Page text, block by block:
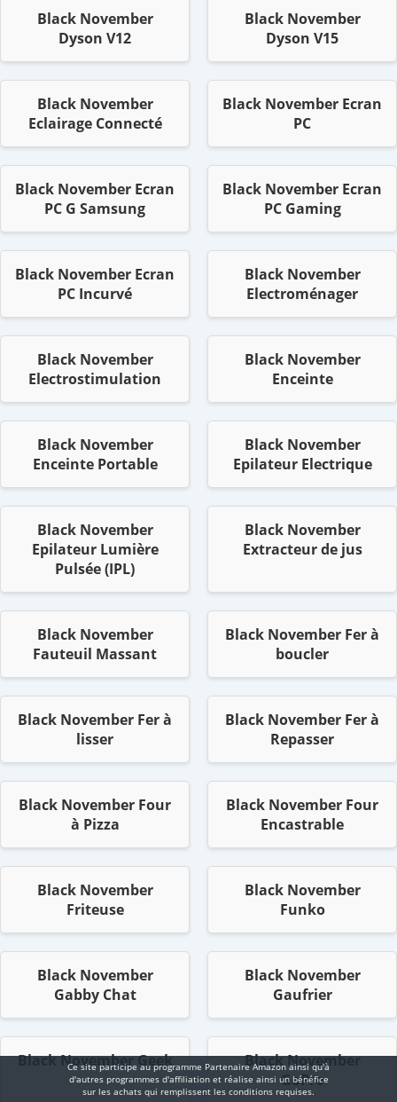
Black November
Dyson V12
Black November
Dyson V15
Black November
Eclairage Connecté
Black November Ecran
PC
Black November Ecran
PC G Samsung
Black November Ecran
PC Gaming
Black November Ecran
PC Incurvé
Black November
Electroménager
Black November
Electrostimulation
Black November
Enceinte
Black November
Enceinte Portable
Black November
Epilateur Electrique
Black November
Epilateur Lumière
Pulsée (IPL)
Black November
Extracteur de jus
Black November
Fauteuil Massant
Black November Fer à
boucler
Black November Fer à
lisser
Black November Fer à
Repasser
Black November Four
à Pizza
Black November Four
Encastrable
Black November
Friteuse
Black November
Funko
Black November
Gabby Chat
Black November
Gaufrier
Black November Geek
Black November
GoPro
Ce site participe au programme Partenaire Αmazοn ainsi qu'à
d'autres programmes d'affiliation et réalise ainsi un bénéfice
sur les achats qui remplissent les conditions requises.